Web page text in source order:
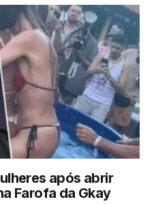
após abrir
Farofa da Gkay